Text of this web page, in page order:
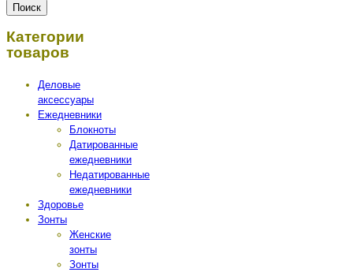
Поиск
Категории
товаров
Деловые
аксессуары
Ежедневники
Блокноты
Датированные
ежедневники
Недатированные
ежедневники
Здоровье
Зонты
Женские
зонты
Зонты